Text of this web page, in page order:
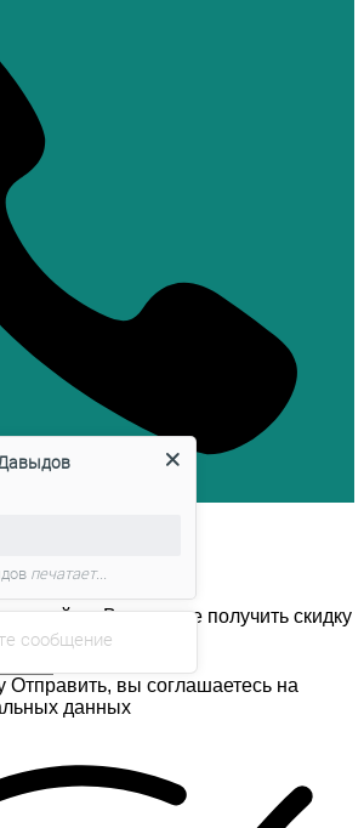
связи
дизайна, Вы можете получить скидку
связи!
Отправить, вы соглашаетесь на
данных
сообщение
печатает...